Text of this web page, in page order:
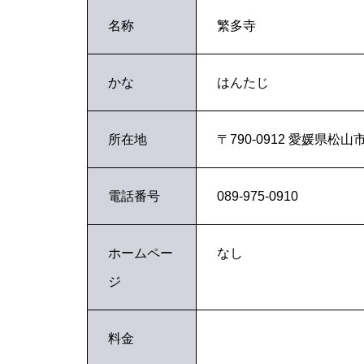
名称 繁多寺
かな はんたじ
所在地 〒790-0912 愛媛県松山
電話番号 089-975-0910
ホームペー
ジ
なし
料金